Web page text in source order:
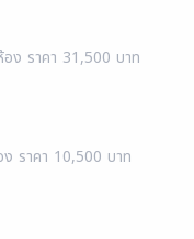
ง ราคา 31,500 บาท
ราคา 10,500 บาท